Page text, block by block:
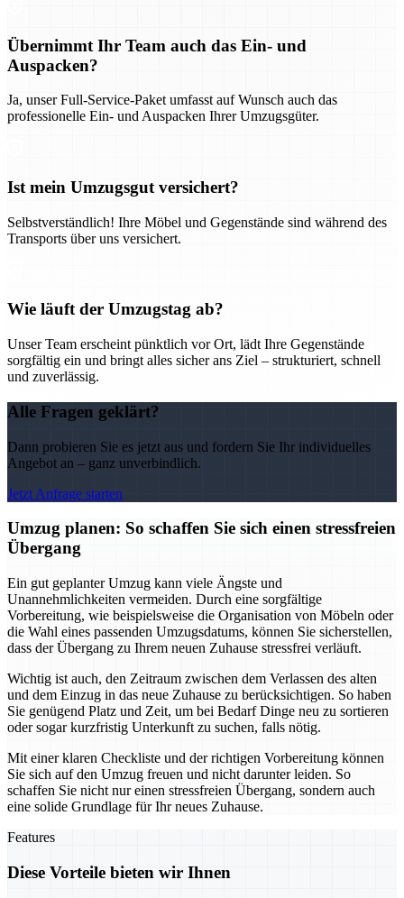
Übernimmt Ihr Team auch das Ein- und
Auspacken?
Ja, unser Full-Service-Paket umfasst auf Wunsch auch das
professionelle Ein- und Auspacken Ihrer Umzugsgüter.
Ist mein Umzugsgut versichert?
Selbstverständlich! Ihre Möbel und Gegenstände sind während des
Transports über uns versichert.
Wie läuft der Umzugstag ab?
Unser Team erscheint pünktlich vor Ort, lädt Ihre Gegenstände
sorgfältig ein und bringt alles sicher ans Ziel – strukturiert, schnell
und zuverlässig.
Alle Fragen geklärt?
Dann probieren Sie es jetzt aus und fordern Sie Ihr individuelles
Angebot an – ganz unverbindlich.
Jetzt Anfrage starten
Umzug planen: So schaffen Sie sich einen stressfreien
Übergang
Ein gut geplanter Umzug kann viele Ängste und
Unannehmlichkeiten vermeiden. Durch eine sorgfältige
Vorbereitung, wie beispielsweise die Organisation von Möbeln oder
die Wahl eines passenden Umzugsdatums, können Sie sicherstellen,
dass der Übergang zu Ihrem neuen Zuhause stressfrei verläuft.
Wichtig ist auch, den Zeitraum zwischen dem Verlassen des alten
und dem Einzug in das neue Zuhause zu berücksichtigen. So haben
Sie genügend Platz und Zeit, um bei Bedarf Dinge neu zu sortieren
oder sogar kurzfristig Unterkunft zu suchen, falls nötig.
Mit einer klaren Checkliste und der richtigen Vorbereitung können
Sie sich auf den Umzug freuen und nicht darunter leiden. So
schaffen Sie nicht nur einen stressfreien Übergang, sondern auch
eine solide Grundlage für Ihr neues Zuhause.
Features
Diese Vorteile bieten wir Ihnen